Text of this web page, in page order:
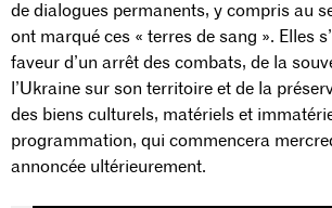
de dialogues permanents, y compris au
ont marqué ces « terres de sang ». Elles
faveur d’un arrêt des combats, de la
l’Ukraine sur son territoire et de la
des biens culturels, matériels et
programmation, qui commencera
annoncée ultérieurement.